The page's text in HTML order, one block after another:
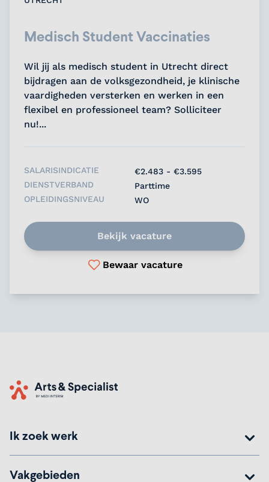
Medisch Student Vaccinaties
Wil jij als medisch student in Utrecht direct
bijdragen aan de volksgezondheid, je klinische
vaardigheden versterken en werken in een
flexibel en professioneel team? Solliciteer
nu!...
SALARISINDICATIE
€2.483 - €3.595
DIENSTVERBAND
Parttime
OPLEIDINGSNIVEAU
WO
Bekijk vacature
Bewaar vacature
Home
Ik zoek werk
Vakgebieden